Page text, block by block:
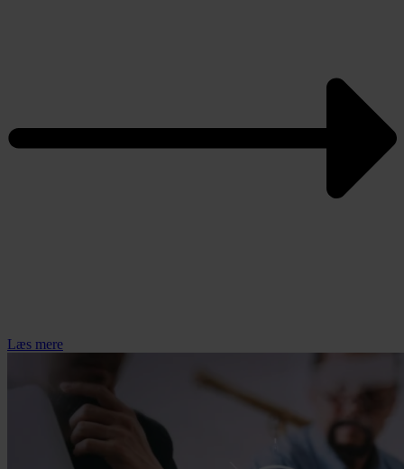
Læs mere